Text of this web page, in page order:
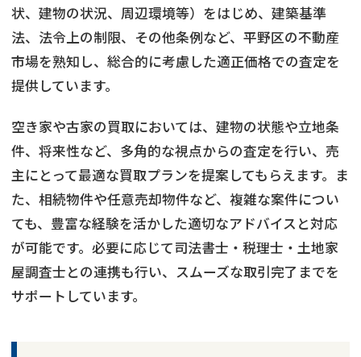
状、建物の状況、周辺環境等）をはじめ、建築基準
法、法令上の制限、その他条例など、平野区の不動産
市場を熟知し、総合的に考慮した適正価格での査定を
提供しています。
空き家や古家の買取においては、建物の状態や立地条
件、将来性など、多角的な視点からの査定を行い、売
主にとって最適な買取プランを提案してもらえます。ま
た、相続物件や任意売却物件など、複雑な案件につい
ても、豊富な経験を活かした適切なアドバイスと対応
が可能です。必要に応じて司法書士・税理士・土地家
屋調査士との連携も行い、スムーズな取引完了までを
サポートしています。